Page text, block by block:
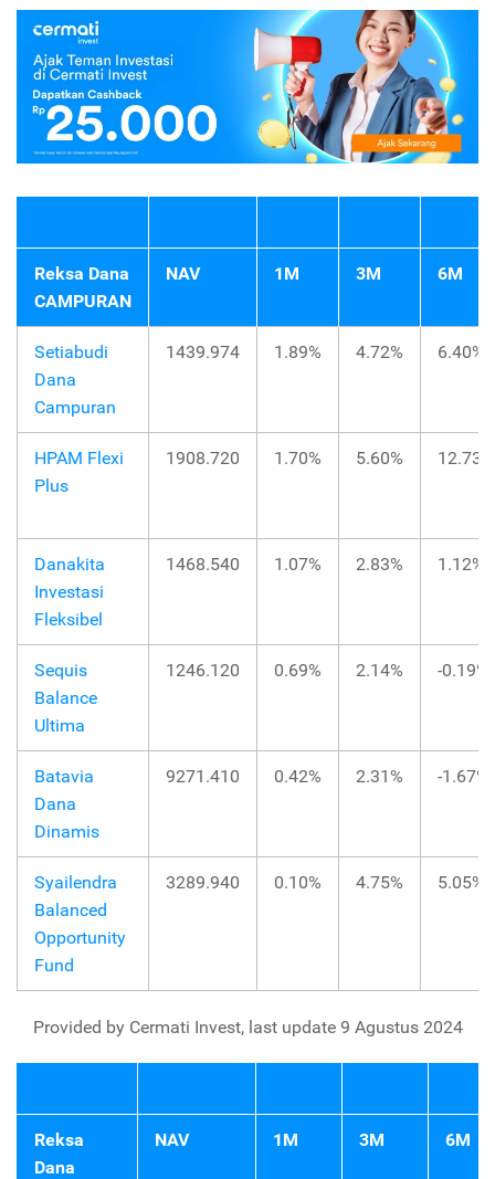
Reksa Dana
CAMPURAN
NAV 1M 3M 6M
Setiabudi
Dana
Campuran
1439.974 1.89% 4.72% 6.40%
HPAM Flexi
Plus
1908.720 1.70% 5.60% 12.73%
Danakita
Investasi
Fleksibel
1468.540 1.07% 2.83% 1.12%
Sequis
Balance
Ultima
1246.120 0.69% 2.14% -0.19%
Batavia
Dana
Dinamis
9271.410 0.42% 2.31% -1.67%
Syailendra
Balanced
Opportunity
Fund
3289.940 0.10% 4.75% 5.05%
Provided by Cermati Invest, last update 9 Agustus 2024
Reksa
Dana
NAV 1M 3M 6M